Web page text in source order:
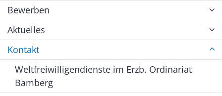
Bewerben
Aktuelles
Kontakt
Weltfreiwilligendienste im Erzb. Ordinariat
Bamberg